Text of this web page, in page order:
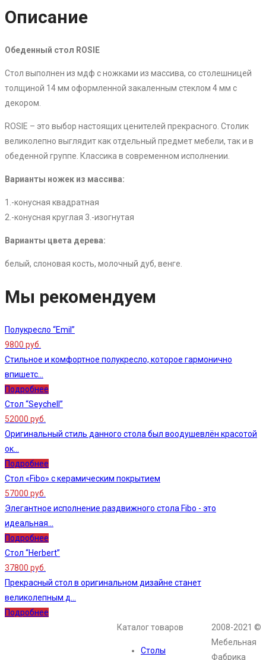
Описание
Обеденный стол ROSIE
Стол выполнен из мдф с ножками из массива, со столешницей
толщиной 14 мм оформленной закаленным стеклом 4 мм с
декором.
ROSIE – это выбор настоящих ценителей прекрасного. Столик
великолепно выглядит как отдельный предмет мебели, так и в
обеденной группе. Классика в современном исполнении.
Варианты ножек из массива:
1.-конусная квадратная
2.-конусная круглая 3.-изогнутая
Варианты цвета дерева:
белый, слоновая кость, молочный дуб, венге.
Мы рекомендуем
Полукресло “Emil”
9800 руб.
Стильное и комфортное полукресло, которое гармонично
впишетс...
Подробнее
Стол “Seychell”
52000 руб.
Оригинальный стиль данного стола был воодушевлён красотой
ок...
Подробнее
Стол «Fibo» с керамическим покрытием
57000 руб.
Элегантное исполнение раздвижного стола Fibo - это
идеальная...
Подробнее
Стол “Herbert”
37800 руб.
Прекрасный стол в оригинальном дизайне станет
великолепным д...
Подробнее
Каталог товаров
Столы
2008-2021 ©
Мебельная
Фабрика